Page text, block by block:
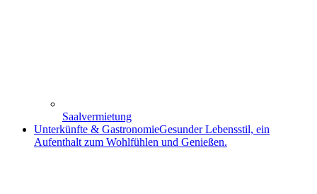
Saalvermietung
Unterkünfte & GastronomieGesunder Lebensstil, ein
Aufenthalt zum Wohlfühlen und Genießen.